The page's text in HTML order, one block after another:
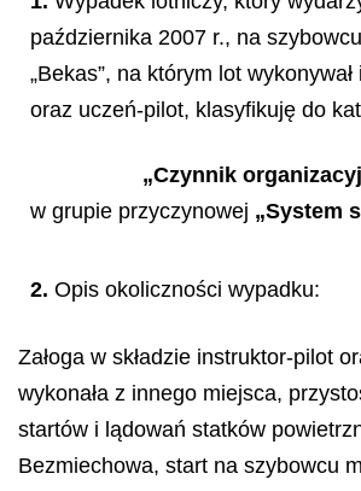
października 2007 r., na
„Bekas”, na którym lot
oraz uczeń-pilot, klasyfikuję do
„Czynnik
w grupie przyczynowej „System
2. Opis okoliczności wypadku:
Załoga w składzie instruktor-pilot
wykonała z innego miejsca,
startów i lądowań statków
Bezmiechowa, start na szybowcu